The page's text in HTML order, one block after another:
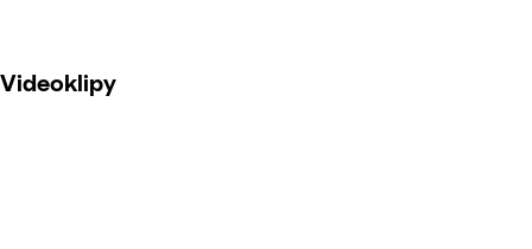
Videoklipy